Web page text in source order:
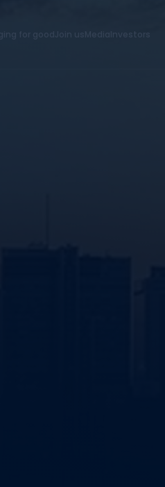
Investors